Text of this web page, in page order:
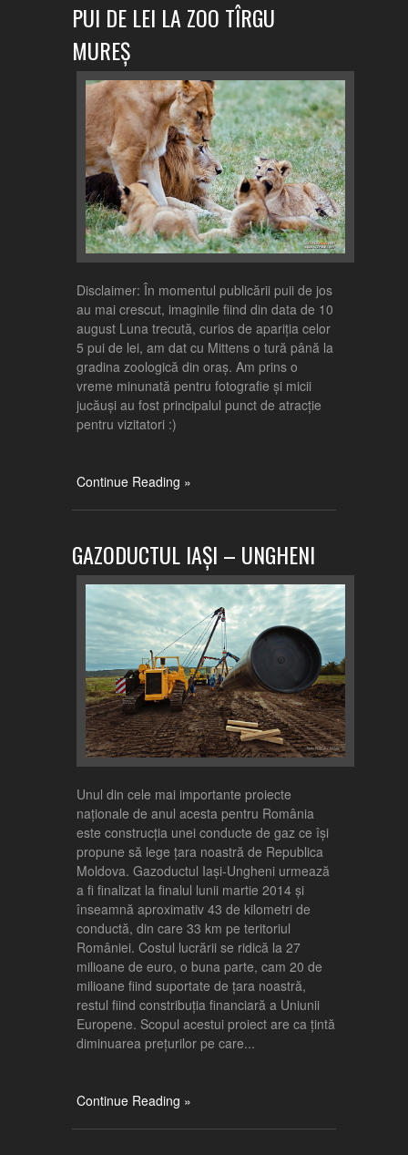
PUI DE LEI LA ZOO TÎRGU
MUREȘ
Disclaimer: În momentul publicării puii de jos
au mai crescut, imaginile fiind din data de 10
august Luna trecută, curios de apariția celor
5 pui de lei, am dat cu Mittens o tură până la
gradina zoologică din oraș. Am prins o
vreme minunată pentru fotografie și micii
jucăuși au fost principalul punct de atracție
pentru vizitatori :)
Continue Reading »
GAZODUCTUL IAȘI – UNGHENI
Unul din cele mai importante proiecte
naționale de anul acesta pentru România
este construcția unei conducte de gaz ce își
propune să lege țara noastră de Republica
Moldova. Gazoductul Iași-Ungheni urmează
a fi finalizat la finalul lunii martie 2014 și
înseamnă aproximativ 43 de kilometri de
conductă, din care 33 km pe teritoriul
României. Costul lucrării se ridică la 27
milioane de euro, o buna parte, cam 20 de
milioane fiind suportate de țara noastră,
restul fiind constribuția financiară a Uniunii
Europene. Scopul acestui proiect are ca țintă
diminuarea prețurilor pe care...
Continue Reading »